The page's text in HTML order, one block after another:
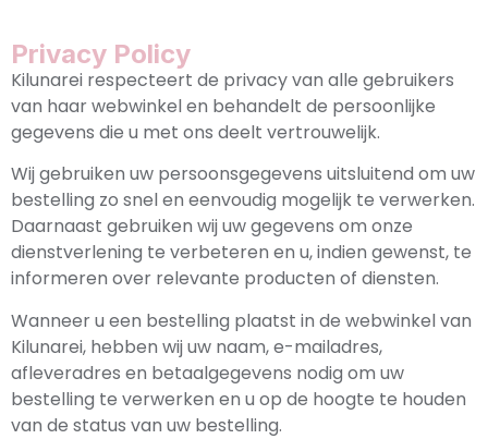
Privacy Policy
Kilunarei respecteert de privacy van alle gebruikers
van haar webwinkel en behandelt de persoonlijke
gegevens die u met ons deelt vertrouwelijk.
Wij gebruiken uw persoonsgegevens uitsluitend om uw
bestelling zo snel en eenvoudig mogelijk te verwerken.
Daarnaast gebruiken wij uw gegevens om onze
dienstverlening te verbeteren en u, indien gewenst, te
informeren over relevante producten of diensten.
Wanneer u een bestelling plaatst in de webwinkel van
Kilunarei, hebben wij uw naam, e-mailadres,
afleveradres en betaalgegevens nodig om uw
bestelling te verwerken en u op de hoogte te houden
van de status van uw bestelling.